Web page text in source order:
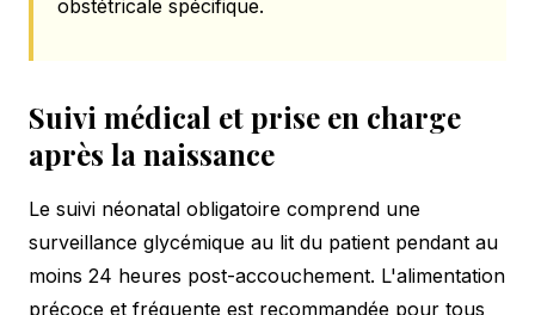
obstétricale spécifique.
Suivi médical et prise en charge
après la naissance
Le suivi néonatal obligatoire comprend une
surveillance glycémique au lit du patient pendant au
moins 24 heures post-accouchement. L'alimentation
précoce et fréquente est recommandée pour tous